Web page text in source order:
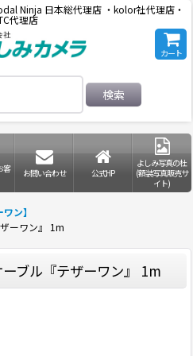
Ninja 日本総代理店 ・kolor社代理店・
代理店
カート
検索
客
お問い合わせ 公式HP
よしみ写真の杜
(額装写真販売サ
イト)
ン】
ーワン』 1m
ブル『テザーワン』 1m